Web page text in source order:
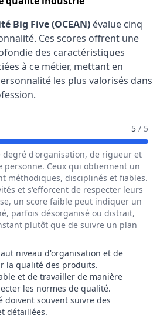
Big Five (OCEAN) évalue cinq
Ces scores offrent une
des caractéristiques
à ce métier, mettant en
les plus valorisés dans
Métier De Assureur / 5 / 5
degré d'organisation, de rigueur et
personne. Ceux qui obtiennent un
méthodiques, disciplinés et fiables.
et s'efforcent de respecter leurs
un score faible peut indiquer un
parfois désorganisé ou distrait,
plutôt que de suivre un plan
niveau d'organisation et de
la qualité des produits.
et de travailler de manière
les normes de qualité.
doivent souvent suivre des
détaillées.